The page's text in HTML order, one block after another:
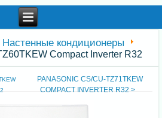
Настенные кондиционеры
Compact Inverter R32
PANASONIC CS/CU-TZ71TKEW
COMPACT INVERTER R32 >